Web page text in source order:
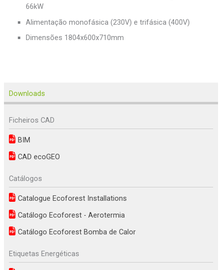
66kW
Alimentação monofásica (230V) e trifásica (400V)
Dimensões 1804x600x710mm
Downloads
Ficheiros CAD
BIM
CAD ecoGEO
Catálogos
Catalogue Ecoforest Installations
Catálogo Ecoforest - Aerotermia
Catálogo Ecoforest Bomba de Calor
Etiquetas Energéticas